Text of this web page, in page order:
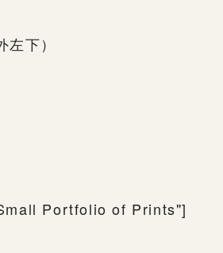
下）
Portfolio of Prints"]